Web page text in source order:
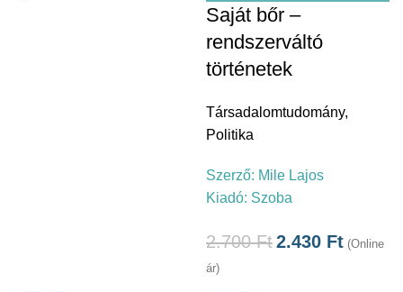
Saját bőr –
rendszerváltó
történetek
Társadalomtudomány,
Politika
Szerző: Mile Lajos
Kiadó: Szoba
2.700Ft2.430 Ft (Online
ár)